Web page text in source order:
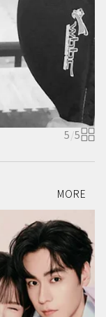
5/5
MORE